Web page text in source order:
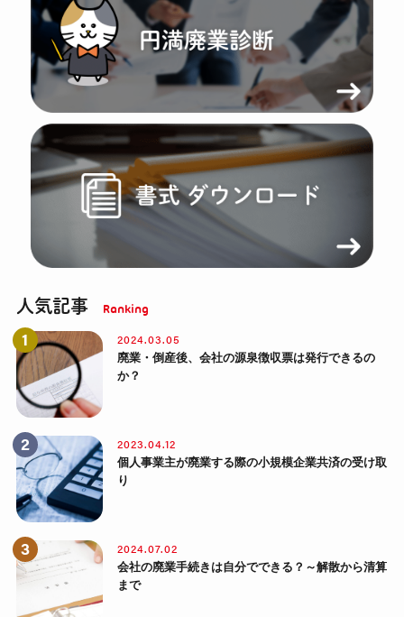
人気記事
廃業・倒産後、会社の源泉徴収票は発行できるの
か？
2024.03.05
個人事業主が廃業する際の小規模企業共済の受け取
り
2023.04.12
会社の廃業手続きは自分でできる？～解散から清算
まで
2024.07.02